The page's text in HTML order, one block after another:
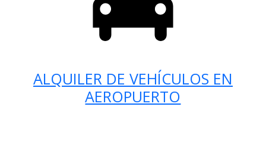
ALQUILER DE VEHÍCULOS EN
AEROPUERTO